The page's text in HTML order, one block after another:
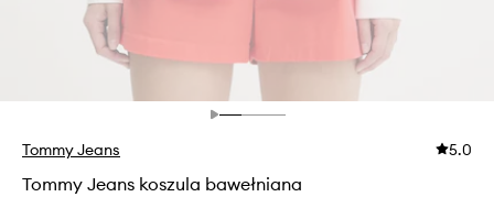
Tommy Jeans 5.0
Tommy Jeans koszula bawełniana